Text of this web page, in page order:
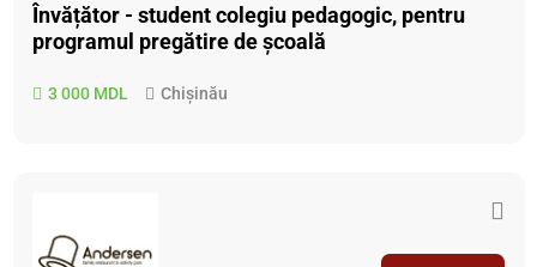
Învățător - student colegiu pedagogic, pentru
programul pregătire de școală
3 000 MDL Chișinău